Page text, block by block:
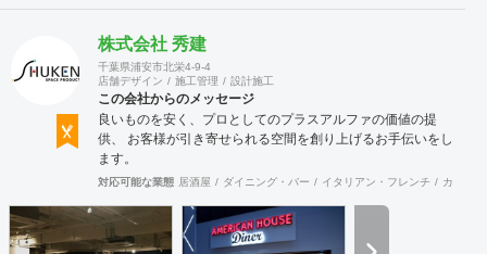
株式会社 秀建
千葉県浦安市北栄4-9-4
店舗デザイン
施工管理 設計施工
この会社からのメッセージ
良いものを安く、プロとしてのプラスアルファの価値の提
供、 お客様が引き寄せられる空間を創り上げるお手伝いをし
ます。
対応可能な業態 居酒屋 ダイニング・バー イタリアン・フレンチ カフェ